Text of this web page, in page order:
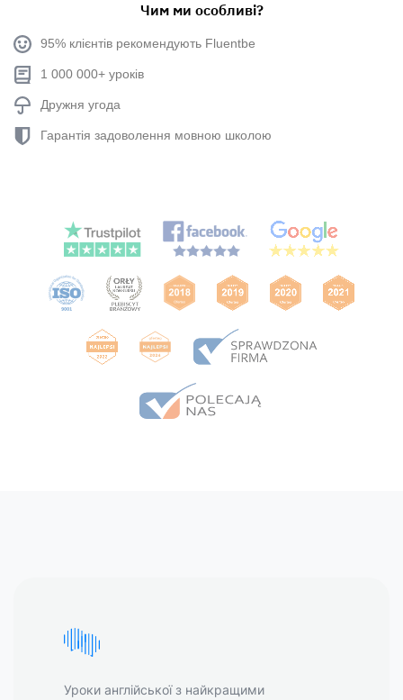
Чим ми особливі?
95% клієнтів рекомендують Fluentbe
1 000 000+ уроків
Дружня угода
Гарантія задоволення мовною школою
Уроки англійської з найкращими